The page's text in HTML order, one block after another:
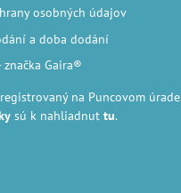
osobných údajov
a doba dodání
značka Gaira®
na Puncovom
sú k nahliadnut tu.